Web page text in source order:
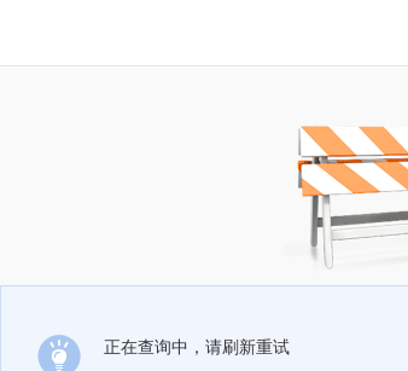
正在查询中，请刷新重试